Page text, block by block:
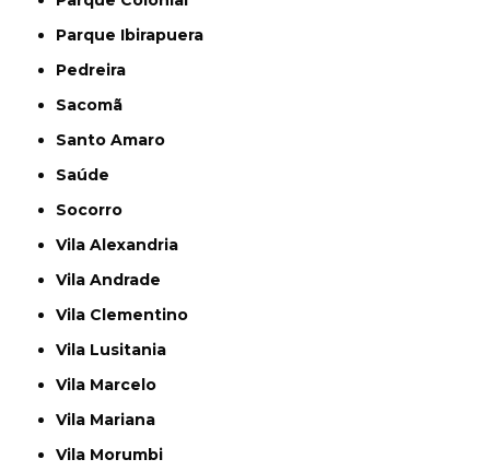
Parque Ibirapuera
Pedreira
Sacomã
Santo Amaro
Saúde
Socorro
Vila Alexandria
Vila Andrade
Vila Clementino
Vila Lusitania
Vila Marcelo
Vila Mariana
Vila Morumbi